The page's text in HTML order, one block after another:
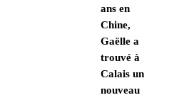
ans en
Chine,
Gaëlle a
trouvé à
Calais un
nouveau